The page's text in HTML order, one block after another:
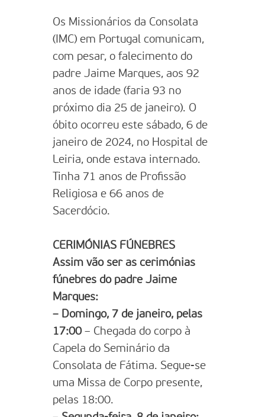
Os Missionários da Consolata
(IMC) em Portugal comunicam,
com pesar, o falecimento do
padre Jaime Marques, aos 92
anos de idade (faria 93 no
próximo dia 25 de janeiro). O
óbito ocorreu este sábado, 6 de
janeiro de 2024, no Hospital de
Leiria, onde estava internado.
Tinha 71 anos de Profissão
Religiosa e 66 anos de
Sacerdócio.
CERIMÓNIAS FÚNEBRES
Assim vão ser as cerimónias
fúnebres do padre Jaime
Marques:
– Domingo, 7 de janeiro, pelas
17:00– Chegada do corpo à
Capela do Seminário da
Consolata de Fátima. Segue-se
uma Missa de Corpo presente,
pelas 18:00.